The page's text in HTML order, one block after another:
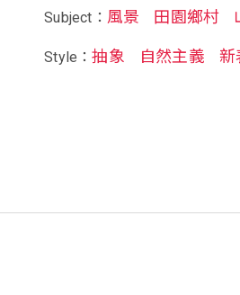
Subject： 風景 田園鄉村
Style：抽象 自然主義 新